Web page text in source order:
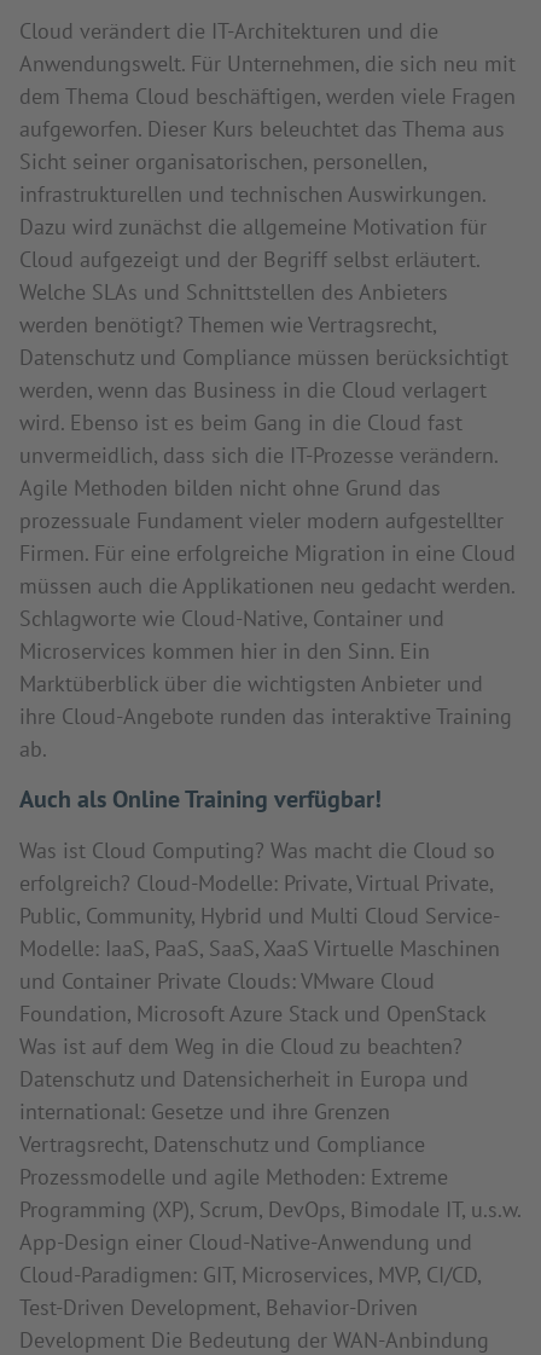
Cloud verändert die IT-Architekturen und die
Anwendungswelt. Für Unternehmen, die sich neu mit
dem Thema Cloud beschäftigen, werden viele Fragen
aufgeworfen. Dieser Kurs beleuchtet das Thema aus
Sicht seiner organisatorischen, personellen,
infrastrukturellen und technischen Auswirkungen.
Dazu wird zunächst die allgemeine Motivation für
Cloud aufgezeigt und der Begriff selbst erläutert.
Welche SLAs und Schnittstellen des Anbieters
werden benötigt? Themen wie Vertragsrecht,
Datenschutz und Compliance müssen berücksichtigt
werden, wenn das Business in die Cloud verlagert
wird. Ebenso ist es beim Gang in die Cloud fast
unvermeidlich, dass sich die IT-Prozesse verändern.
Agile Methoden bilden nicht ohne Grund das
prozessuale Fundament vieler modern aufgestellter
Firmen. Für eine erfolgreiche Migration in eine Cloud
müssen auch die Applikationen neu gedacht werden.
Schlagworte wie Cloud-Native, Container und
Microservices kommen hier in den Sinn. Ein
Marktüberblick über die wichtigsten Anbieter und
ihre Cloud-Angebote runden das interaktive Training
ab.
Auch als Online Training verfügbar!
Was ist Cloud Computing? Was macht die Cloud so
erfolgreich? Cloud-Modelle: Private, Virtual Private,
Public, Community, Hybrid und Multi Cloud Service-
Modelle: IaaS, PaaS, SaaS, XaaS Virtuelle Maschinen
und Container Private Clouds: VMware Cloud
Foundation, Microsoft Azure Stack und OpenStack
Was ist auf dem Weg in die Cloud zu beachten?
Datenschutz und Datensicherheit in Europa und
international: Gesetze und ihre Grenzen
Vertragsrecht, Datenschutz und Compliance
Prozessmodelle und agile Methoden: Extreme
Programming (XP), Scrum, DevOps, Bimodale IT, u.s.w.
App-Design einer Cloud-Native-Anwendung und
Cloud-Paradigmen: GIT, Microservices, MVP, CI/CD,
Test-Driven Development, Behavior-Driven
Development Die Bedeutung der WAN-Anbindung